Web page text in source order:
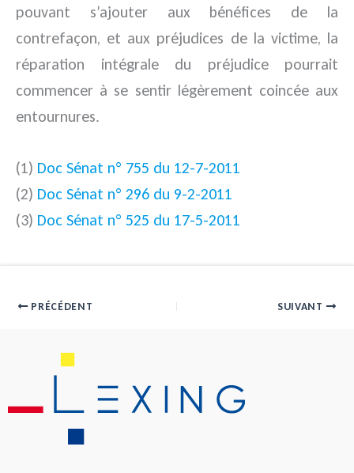
pouvant s’ajouter aux bénéfices de la
contrefaçon, et aux préjudices de la victime, la
réparation intégrale du préjudice pourrait
commencer à se sentir légèrement coincée aux
entournures.
(1) Doc Sénat n° 755 du 12-7-2011
(2) Doc Sénat n° 296 du 9-2-2011
(3) Doc Sénat n° 525 du 17-5-2011
PRÉCÉDENT SUIVANT